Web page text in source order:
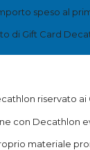
speso al
di Gift Card
riservato ai
con Decathlon
materiale